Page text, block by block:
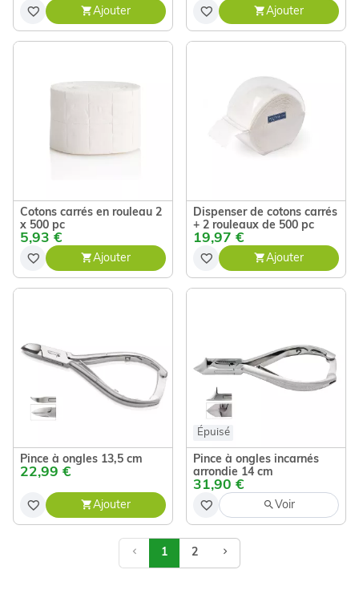
Ajouter Ajouter
Cotons carrés en rouleau 2
x 500 pc
5,93 €
Ajouter
Dispenser de cotons carrés
+ 2 rouleaux de 500 pc
19,97 €
Ajouter
Pince à ongles 13,5 cm
22,99 €
Ajouter
Épuisé
Pince à ongles incarnés
arrondie 14 cm
31,90 €
Voir
1 2